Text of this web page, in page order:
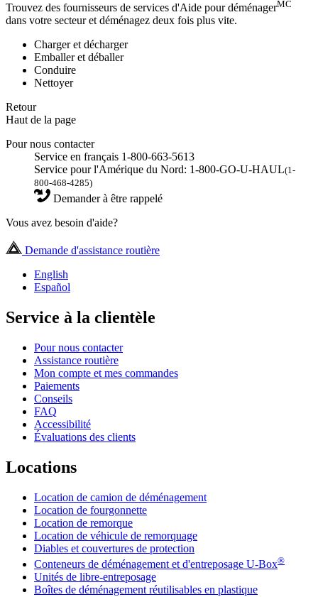
Trouvez des fournisseurs de services d'Aide pour déménagerMC
dans votre secteur et déménagez deux fois plus vite.
Charger et décharger
Emballer et déballer
Conduire
Nettoyer
Retour
Haut de la page
Pour nous contacter
Service en français 1-800-663-5613
Service pour l'Amérique du Nord: 1-800-GO-U-HAUL(1-
800-468-4285)
Demander à être rappelé
Vous avez besoin d'aide?
Demande d'assistance routière
English
Español
Service à la clientèle
Pour nous contacter
Assistance routière
Mon compte et mes commandes
Paiements
Conseils
FAQ
Accessibilité
Évaluations des clients
Locations
Location de camion de déménagement
Location de fourgonnette
Location de remorque
Location de véhicule de remorquage
Diables et couvertures de protection
Conteneurs de déménagement et d'entreposage U-Box®
Unités de libre-entreposage
Boîtes de déménagement réutilisables en plastique